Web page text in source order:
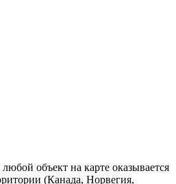
объект на карте оказывается
(Канада, Норвегия,